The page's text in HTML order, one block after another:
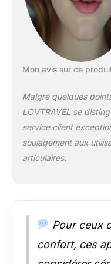
Mon avis sur ce
Malgré quelques
LOVTRAVEL se
service client
soulagement aux
articulaires.
Pour ceux
confort, ces